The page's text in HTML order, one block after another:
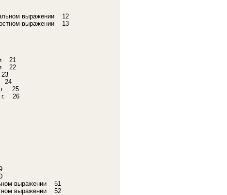
выражении 12
выражении 13
21
22
23
24
г. 25
г. 26
выражении 51
выражении 52